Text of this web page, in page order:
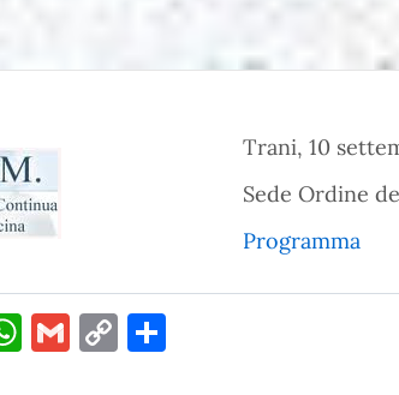
Trani, 10
Sede Ordine
Programma
WhatsApp
Gmail
CopyCondividi